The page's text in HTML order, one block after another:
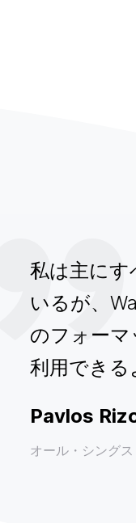
私は主にす
いるが、
のフォー
利用できる
Pavlos
オール・シング